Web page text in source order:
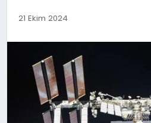
21 Ekim 2024